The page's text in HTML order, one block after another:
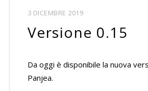
3 DICEMBRE 2019
Versione 0.15
Da oggi è disponibile la nuova
Panjea.